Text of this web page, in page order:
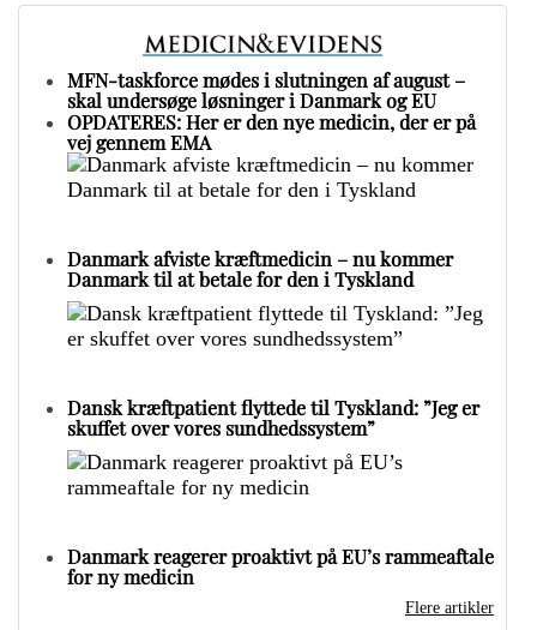
MFN-taskforce mødes i slutningen af august –
skal undersøge løsninger i Danmark og EU
OPDATERES: Her er den nye medicin, der er på
vej gennem EMA
Danmark afviste kræftmedicin – nu kommer
Danmark til at betale for den i Tyskland
Dansk kræftpatient flyttede til Tyskland: ”Jeg er
skuffet over vores sundhedssystem”
Danmark reagerer proaktivt på EU’s rammeaftale
for ny medicin
Flere artikler